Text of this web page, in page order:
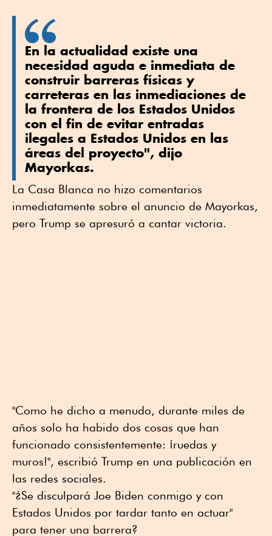
En la actualidad existe una
necesidad aguda e inmediata de
construir barreras físicas y
carreteras en las inmediaciones de
la frontera de los Estados Unidos
con el fin de evitar entradas
ilegales a Estados Unidos en las
áreas del proyecto", dijo
Mayorkas.
La Casa Blanca no hizo comentarios
inmediatamente sobre el anuncio de Mayorkas,
pero Trump se apresuró a cantar victoria.
"Como he dicho a menudo, durante miles de
años solo ha habido dos cosas que han
funcionado consistentemente: ¡ruedas y
muros!", escribió Trump en una publicación en
las redes sociales.
"¿Se disculpará Joe Biden conmigo y con
Estados Unidos por tardar tanto en actuar"
para tener una barrera?